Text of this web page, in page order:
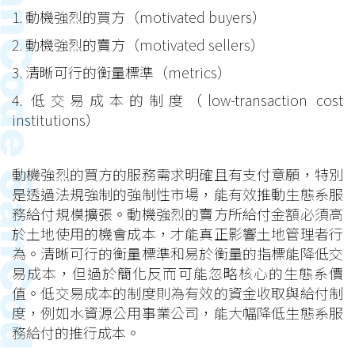
1. 動機強烈的買方（motivated buyers）
2. 動機強烈的賣方（motivated sellers）
3. 清晰可行的衡量標準（metrics）
4. 低交易成本的制度（low-transaction cost
institutions）
動機強烈的買方的服務需求明確且有支付意願，特別
是透過法規強制的強制性市場，能有效推動生態系服
務給付規模擴張。動機強烈的賣方所給付金額必須高
於土地使用的機會成本，才能真正影響土地管理者行
為。清晰可行的衡量標準和易於衡量的指標能降低交
易成本，但過於簡化反而可能忽略核心的生態系價
值。低交易成本的制度則為有效的資金收取與給付制
度，例如水資源公用事業公司，能大幅降低生態系服
務給付的推行成本。